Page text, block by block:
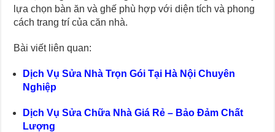
lựa chọn bàn ăn và ghế phù hợp với diện tích và phong
cách trang trí của căn nhà.
Bài viết liên quan:
Dịch Vụ Sửa Nhà Trọn Gói Tại Hà Nội Chuyên
Nghiệp
Dịch Vụ Sửa Chữa Nhà Giá Rẻ – Bảo Đảm Chất
Lượng